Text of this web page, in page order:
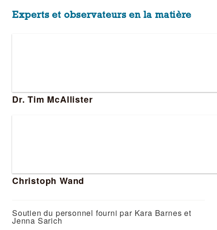
Experts et observateurs en la matière
Dr. Tim McAllister
Christoph Wand
Soutien du personnel fourni par Kara Barnes et
Jenna Sarich